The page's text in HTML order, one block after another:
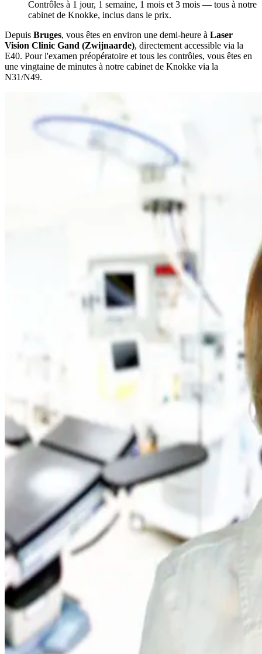
Contrôles à 1 jour, 1 semaine, 1 mois et 3 mois — tous à notre
cabinet de Knokke, inclus dans le prix.
Depuis Bruges, vous êtes en environ une demi-heure à Laser
Vision Clinic Gand (Zwijnaarde), directement accessible via la
E40. Pour l'examen préopératoire et tous les contrôles, vous êtes en
une vingtaine de minutes à notre cabinet de Knokke via la
N31/N49.